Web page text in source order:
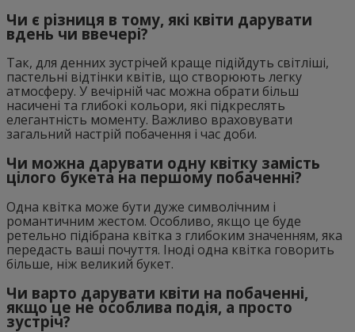
Чи є різниця в тому, які квіти дарувати
вдень чи ввечері?
Так, для денних зустрічей краще підійдуть світліші,
пастельні відтінки квітів, що створюють легку
атмосферу. У вечірній час можна обрати більш
насичені та глибокі кольори, які підкреслять
елегантність моменту. Важливо враховувати
загальний настрій побачення і час доби.
Чи можна дарувати одну квітку замість
цілого букета на першому побаченні?
Одна квітка може бути дуже символічним і
романтичним жестом. Особливо, якщо це буде
ретельно підібрана квітка з глибоким значенням, яка
передасть ваші почуття. Іноді одна квітка говорить
більше, ніж великий букет.
Чи варто дарувати квіти на побаченні,
якщо це не особлива подія, а просто
зустріч?